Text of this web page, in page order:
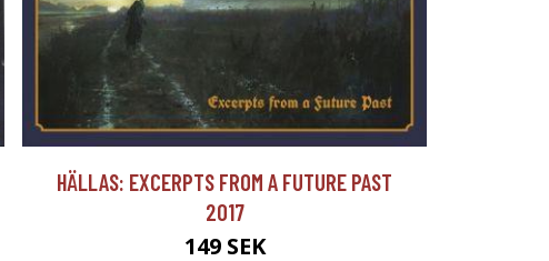
HÄLLAS: EXCERPTS FROM A FUTURE PAST
2017
149 SEK